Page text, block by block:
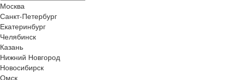
Москва
Санкт-Петербург
Екатеринбург
Челябинск
Казань
Нижний Новгород
Новосибирск
Омск